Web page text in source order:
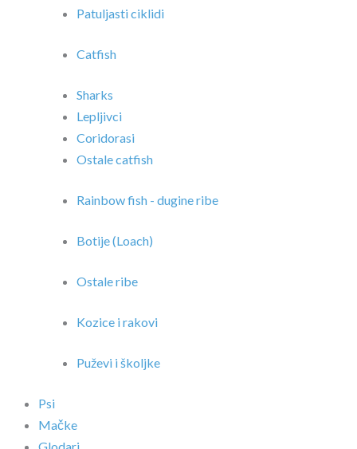
Patuljasti ciklidi
Catfish
Sharks
Lepljivci
Coridorasi
Ostale catfish
Rainbow fish - dugine ribe
Botije (Loach)
Ostale ribe
Kozice i rakovi
Puževi i školjke
Psi
Mačke